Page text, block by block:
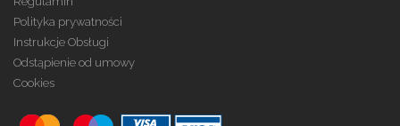
Polityka prywatności
Instrukcje Obsługi
Odstąpienie od umowy
Cookies